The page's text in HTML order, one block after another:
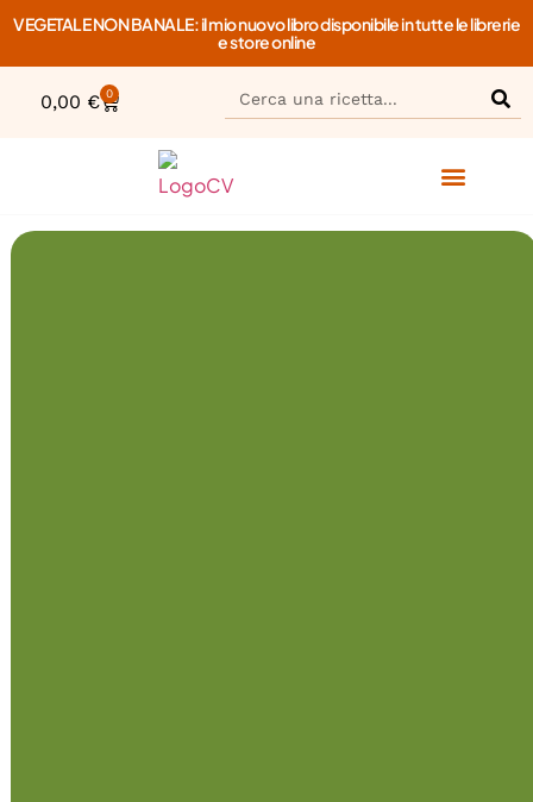
VEGETALE NON BANALE: il mio nuovo libro disponibile in tutte le librerie
e store online
0,00 € 0